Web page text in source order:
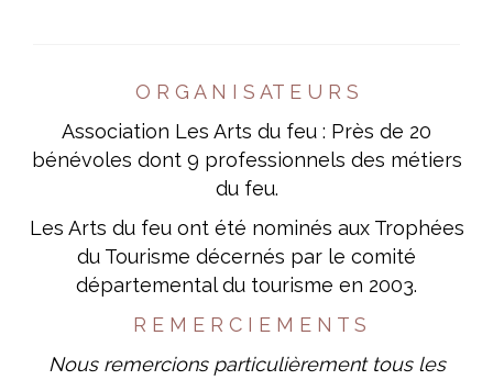
O R G A N I S AT E U R S
Association Les Arts du feu : Près de 20
bénévoles dont 9 professionnels des métiers
du feu.
Les Arts du feu ont été nominés aux Trophées
du Tourisme décernés par le comité
départemental du tourisme en 2003.
R E M E R C I E M E N T S
Nous remercions particulièrement tous les